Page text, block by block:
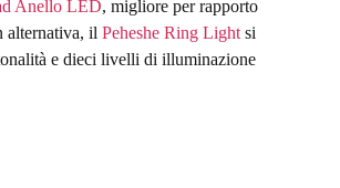
Anello LED, migliore per rapporto
alternativa, il Peheshe Ring Lightsi
e dieci livelli di illuminazione